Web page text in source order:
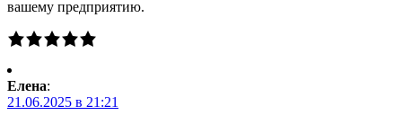
вашему предприятию.
Елена:
21.06.2025 в 21:21